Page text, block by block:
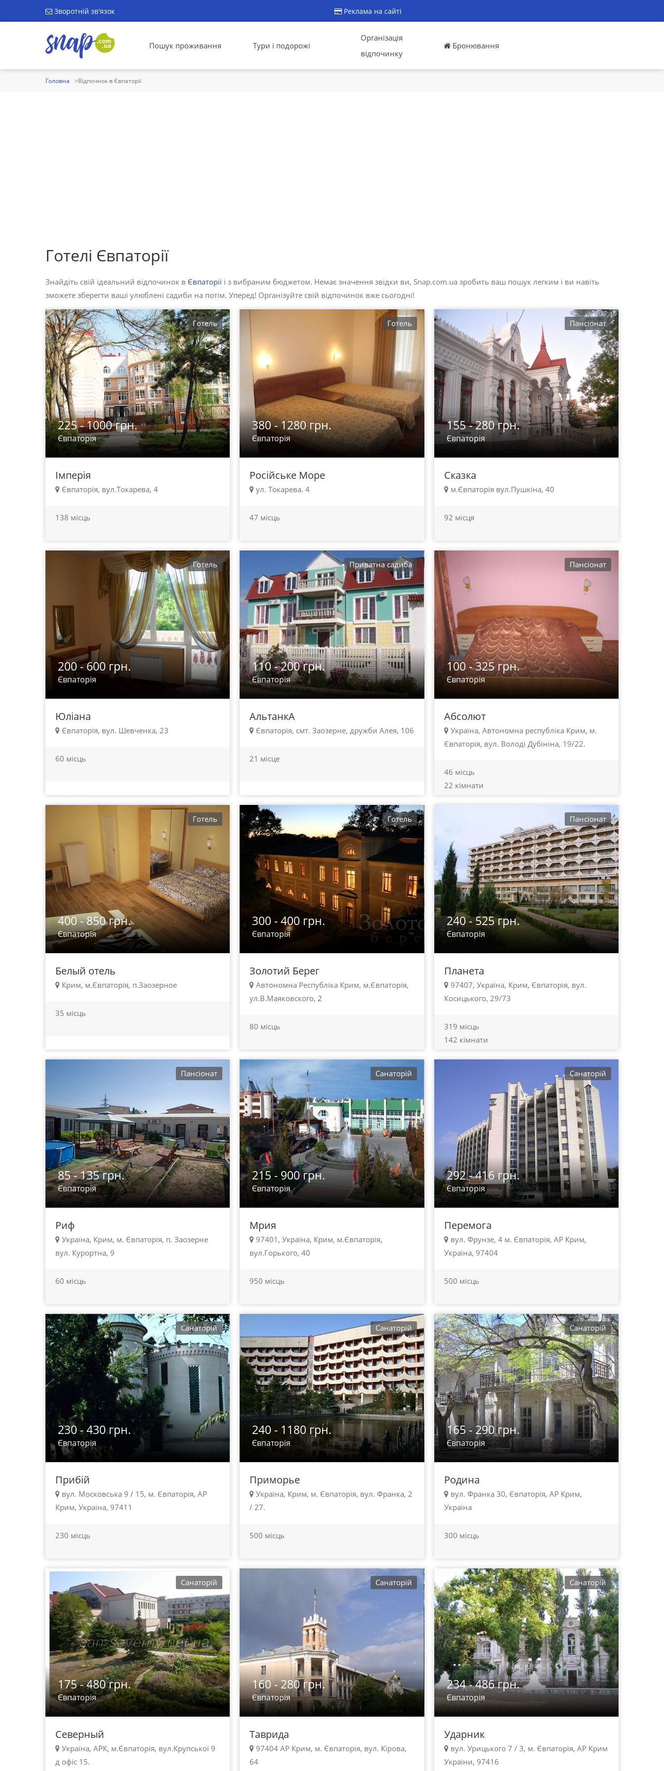
Зворотній зв'язок Реклама на сайті
Пошук проживання Тури і подорожі
Організація
відпочинку
Бронювання
Головна Відпочнок в Євпаторії
Готелі Євпаторії
Знайдіть свій ідеальний відпочинок в Євпаторії і з вибраним бюджетом. Немає значення звідки ви, Snap.com.ua зробить ваш пошук легким і ви навіть
зможете зберегти ваші улюблені садиби на потім. Уперед! Організуйте свій відпочинок вже сьогодні!
225 - 1000 грн.
Євпаторія
Імперія
Євпаторія, вул.Токарева, 4
138 місць
Готель
380 - 1280 грн.
Євпаторія
Російське Море
ул. Токарева. 4
47 місць
Готель
155 - 280 грн.
Євпаторія
Сказка
м.Євпаторія вул.Пушкіна, 40
92 місця
Пансіонат
200 - 600 грн.
Євпаторія
Юліана
Євпаторія, вул. Шевченка, 23
60 місць
Готель
110 - 200 грн.
Євпаторія
АльтанкА
Євпаторія, смт. Заозерне, дружби Алея, 106
21 місце
Приватна садиба
100 - 325 грн.
Євпаторія
Абсолют
Україна, Автономна республіка Крим, м.
Євпаторія, вул. Володі Дубініна, 19/22.
46 місць
22 кімнати
Пансіонат
400 - 850 грн.
Євпаторія
Белый отель
Крим, м.Євпаторія, п.Заозерное
35 місць
Готель
300 - 400 грн.
Євпаторія
Золотий Берег
Автономна Республіка Крим, м.Євпаторія,
ул.В.Маяковского, 2
80 місць
Готель
240 - 525 грн.
Євпаторія
Планета
97407, Україна, Крим, Євпаторія, вул.
Косицького, 29/73
319 місць
142 кімнати
Пансіонат
85 - 135 грн.
Євпаторія
Риф
Україна, Крим, м. Євпаторія, п. Заозерне
вул. Курортна, 9
60 місць
Пансіонат
215 - 900 грн.
Євпаторія
Мрия
97401, Україна, Крим, м.Євпаторія,
вул.Горького, 40
950 місць
Санаторій
292 - 416 грн.
Євпаторія
Перемога
вул. Фрунзе, 4 м. Євпаторія, АР Крим,
Україна, 97404
500 місць
Санаторій
230 - 430 грн.
Євпаторія
Прибій
вул. Московська 9 / 15, м. Євпаторія, АР
Крим, Україна, 97411
230 місць
Санаторій
240 - 1180 грн.
Євпаторія
Приморье
Україна, Крим, м. Євпаторія, вул. Франка, 2
/ 27.
500 місць
Санаторій
165 - 290 грн.
Євпаторія
Родина
вул. Франка 30, Євпаторія, АР Крим,
Україна
300 місць
Санаторій
175 - 480 грн.
Євпаторія
Северный
Україна, АРК, м.Євпаторія, вул.Крупської 9
д офіс 15.
Санаторій
160 - 280 грн.
Євпаторія
Таврида
97404 АР Крим, м. Євпаторія, вул. Кірова,
64
Санаторій
234 - 486 грн.
Євпаторія
Ударник
вул. Урицького 7 / 3, м. Євпаторія, АР Крим
України, 97416
Санаторій